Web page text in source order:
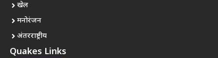
खेल
मनोरंजन
अंतरराष्ट्रीय
Quakes Links